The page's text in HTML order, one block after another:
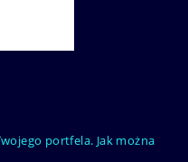
portfela. Jak można